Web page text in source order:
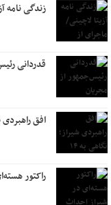
زندگی نامه
قدردانی
افق راهبردی شیراز؛
راکتور